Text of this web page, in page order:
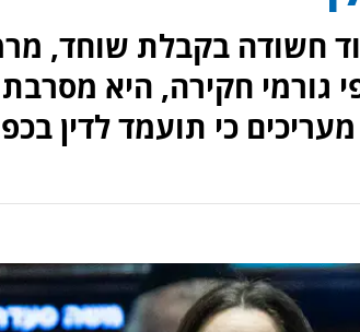
חשודה בקבלת שוחד,
גורמי חקירה, היא
כי תועמד לדין